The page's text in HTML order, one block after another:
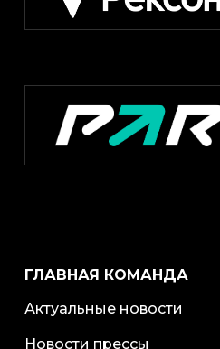
ГЛАВНАЯ КОМАНДА
Актуальные новости
Новости прессы